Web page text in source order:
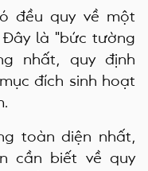
đều quy về một
Đây là "bức tường
nhất, quy định
đích sinh hoạt
toàn diện nhất,
cần biết về quy